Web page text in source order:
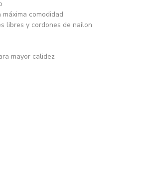
comodidad
libres y cordones de nailon
mayor calidez